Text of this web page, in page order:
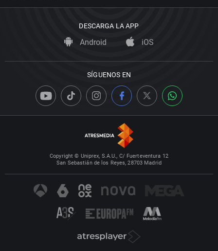
DESCARGA LA APP
Android iOS
SÍGUENOS EN
Copyright © Uniprex, S.A.U., C/ Fuerteventura 12
San Sebastián de los Reyes, 28703 Madrid